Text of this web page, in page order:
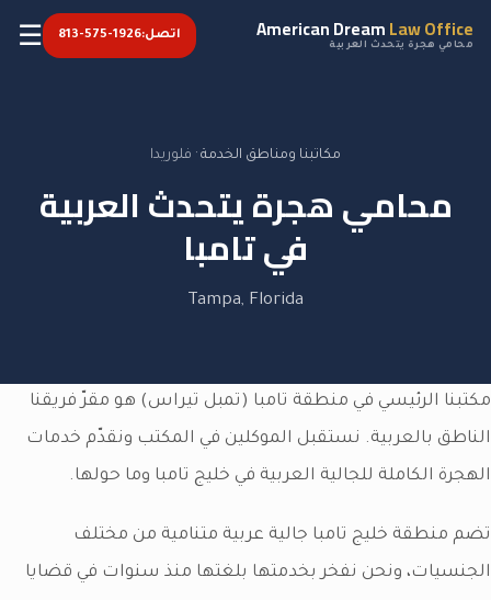
American DreamLaw Office
محامي هجرة يتحدث العربية
اتصل:813-575-1926
☰
مكاتبنا ومناطق الخدمة · فلوريدا
محامي هجرة يتحدث العربية
فيتامبا
Tampa, Florida
مكتبنا الرئيسي في منطقة تامبا (تمبل تيراس) هو مقرّ فريقنا
الناطق بالعربية. نستقبل الموكلين في المكتب ونقدّم خدمات
الهجرة الكاملة للجالية العربية في خليج تامبا وما حولها.
تضم منطقة خليج تامبا جالية عربية متنامية من مختلف
الجنسيات، ونحن نفخر بخدمتها بلغتها منذ سنوات في قضايا